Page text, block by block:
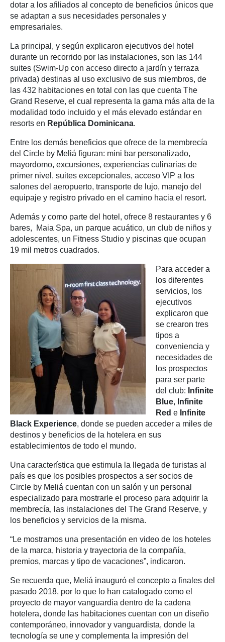
dotar a los afiliados al concepto de beneficios únicos que
se adaptan a sus necesidades personales y
empresariales.
La principal, y según explicaron ejecutivos del hotel
durante un recorrido por las instalaciones, son las 144
suites (Swim-Up con acceso directo a jardín y terraza
privada) destinas al uso exclusivo de sus miembros, de
las 432 habitaciones en total con las que cuenta The
Grand Reserve, el cual representa la gama más alta de la
modalidad todo incluido y el más elevado estándar en
resorts en República Dominicana.
Entre los demás beneficios que ofrece de la membrecía
del Circle by Meliá figuran: mini bar personalizado,
mayordomo, excursiones, experiencias culinarias de
primer nivel, suites excepcionales, acceso VIP a los
salones del aeropuerto, transporte de lujo, manejo del
equipaje y registro privado en el camino hacia el resort.
Además y como parte del hotel, ofrece 8 restaurantes y 6
bares, Maia Spa, un parque acuático, un club de niños y
adolescentes, un Fitness Studio y piscinas que ocupan
19 mil metros cuadrados.
Para acceder a
los diferentes
servicios, los
ejecutivos
explicaron que
se crearon tres
tipos a
conveniencia y
necesidades de
los prospectos
para ser parte
del club: Infinite
Blue, Infinite
Red e Infinite
Black Experience, donde se pueden acceder a miles de
destinos y beneficios de la hotelera en sus
establecimientos de todo el mundo.
Una característica que estimula la llegada de turistas al
país es que los posibles prospectos a ser socios de
Circle by Meliá cuentan con un salón y un personal
especializado para mostrarle el proceso para adquirir la
membrecía, las instalaciones del The Grand Reserve, y
los beneficios y servicios de la misma.
“Le mostramos una presentación en video de los hoteles
de la marca, historia y trayectoria de la compañía,
premios, marcas y tipo de vacaciones”, indicaron.
Se recuerda que, Meliá inauguró el concepto a finales del
pasado 2018, por lo que lo han catalogado como el
proyecto de mayor vanguardia dentro de la cadena
hotelera, donde las habitaciones cuentan con un diseño
contemporáneo, innovador y vanguardista, donde la
tecnología se une y complementa la impresión del